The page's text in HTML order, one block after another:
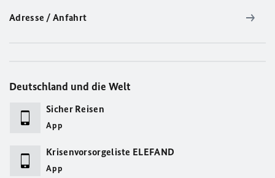
Adresse / Anfahrt
Deutschland und die Welt
Sicher Reisen
App
Krisenvorsorgeliste ELEFAND
App